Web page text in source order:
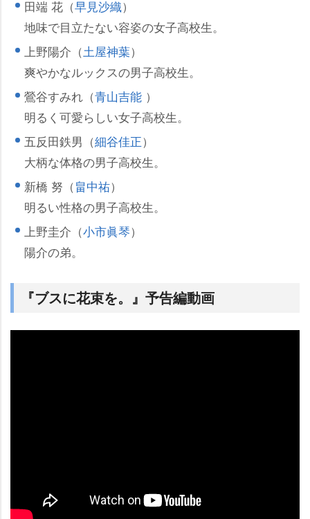
田端 花（早見沙織）
地味で目立たない容姿の女子高校生。
上野陽介（土屋神葉）
爽やかなルックスの男子高校生。
鶯谷すみれ（青山吉能 ）
明るく可愛らしい女子高校生。
五反田鉄男（細谷佳正）
大柄な体格の男子高校生。
新橋 努（畠中祐）
明るい性格の男子高校生。
上野圭介（小市眞琴）
陽介の弟。
『ブスに花束を。』予告編動画